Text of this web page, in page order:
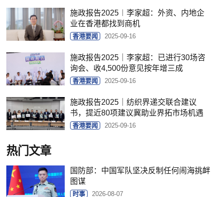
施政报告2025︱李家超：外资、内地企
业在香港都找到商机
香港要闻 2025-09-16
施政报告2025｜李家超：已进行30场咨
询会、收4,500份意见按年增三成
香港要闻 2025-09-16
施政报告2025｜纺织界递交联合建议
书，提近80项建议冀助业界拓市场机遇
香港要闻 2025-09-16
热门文章
国防部：中国军队坚决反制任何闹海挑衅
图谋
时事 2026-08-07